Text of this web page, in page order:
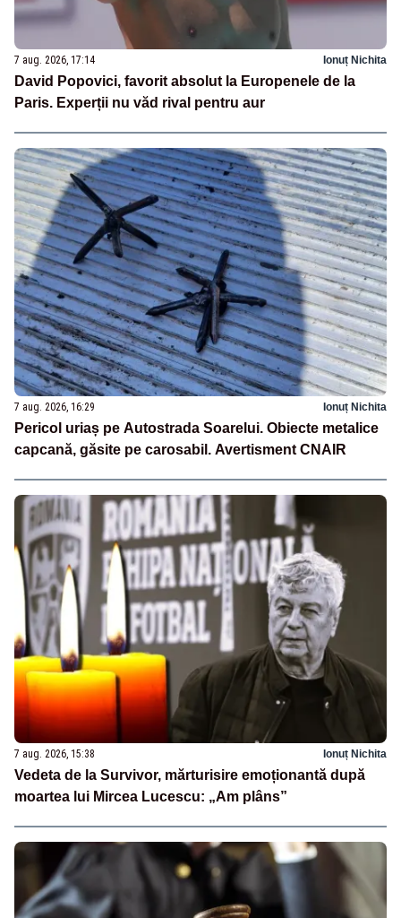
7 aug. 2026, 17:14 Ionuț Nichita
David Popovici, favorit absolut la Europenele de la
Paris. Experții nu văd rival pentru aur
7 aug. 2026, 16:29 Ionuț Nichita
Pericol uriaș pe Autostrada Soarelui. Obiecte metalice
capcană, găsite pe carosabil. Avertisment CNAIR
7 aug. 2026, 15:38 Ionuț Nichita
Vedeta de la Survivor, mărturisire emoționantă după
moartea lui Mircea Lucescu: „Am plâns”